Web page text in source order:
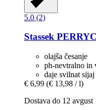
5.0 (2)
Stassek
olajša česanje
ph-nevtralno in
daje svilnat sijaj
€ 6,99 (€ 13,98 / l)
Dostava do 12 avgust